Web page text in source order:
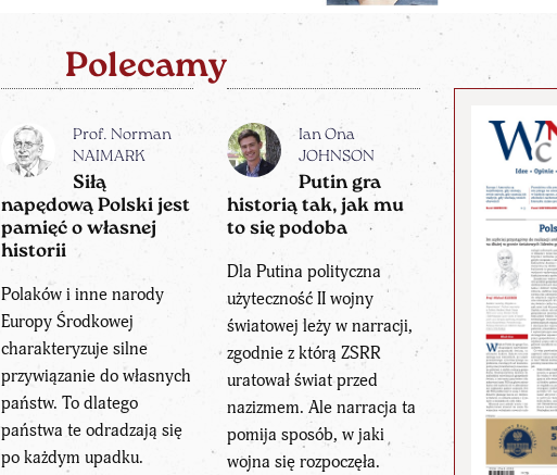
Polecamy
Prof. Norman
NAIMARK
Siłą
napędową Polski jest
pamięć o własnej
historii
Polaków i inne narody
Europy Środkowej
charakteryzuje silne
przywiązanie do własnych
państw. To dlatego
państwa te odradzają się
po każdym upadku.
Ian Ona
JOHNSON
Putin gra
historią tak, jak mu
to się podoba
Dla Putina polityczna
użyteczność II wojny
światowej leży w narracji,
zgodnie z którą ZSRR
uratował świat przed
nazizmem. Ale narracja ta
pomija sposób, w jaki
wojna się rozpoczęła.